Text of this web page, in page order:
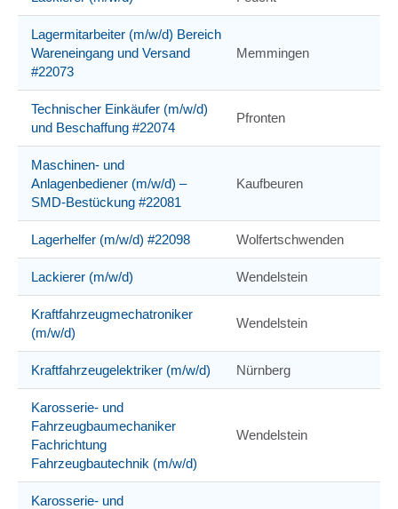
Lagermitarbeiter (m/w/d) Bereich
Wareneingang und Versand
#22073
Memmingen
Technischer Einkäufer (m/w/d)
und Beschaffung #22074
Pfronten
Maschinen- und
Anlagenbediener (m/w/d) –
SMD-Bestückung #22081
Kaufbeuren
Lagerhelfer (m/w/d) #22098 Wolfertschwenden
Lackierer (m/w/d) Wendelstein
Kraftfahrzeugmechatroniker
(m/w/d)
Wendelstein
Kraftfahrzeugelektriker (m/w/d) Nürnberg
Karosserie- und
Fahrzeugbaumechaniker
Fachrichtung
Fahrzeugbautechnik (m/w/d)
Wendelstein
Karosserie- und